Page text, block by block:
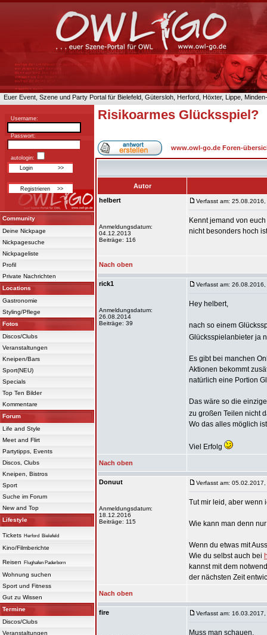
Euer Event, Szene und Party Portal für Bielefeld, Gütersloh, Herford, Höxter, Lippe,
Username:
Passwort:
autologin:
Community
Deine Nickpage
Nickpagesuche
Nickpageliste
Profil
Private Nachrichten
Locations
Gastronomie
Styling/Pflege
Fotos
Discos/Clubs
Veranstaltungen
Kneipen/Bars
Sport(NEU)
Specials
Top Ten Bilder
Kommentare
Forum
Life and Style
Meet and Flirt
Partytipps, Events
Discos, Clubs
Kneipen, Bistros
Sport
Suche im Forum
New and Top
Lifestyle
Tickets Herford Bielefeld
Kino/Filmberichte
Reisen Flughafen Paderborn
Wohnung suchen
Sport und Fitness
Gut zu Wissen
Termine
Discos/Clubs
Veranstaltungen
Risikoarmes Glücksspiel?
www.owl-go.de Foren-
Autor
helbert
Anmeldungsdatum:
04.12.2013
Beiträge: 116
Verfasst am:
Kennt jemand von
nicht besonders hoch
Nach oben
rick1
Anmeldungsdatum:
26.08.2014
Beiträge: 39
Verfasst am:
Hey helbert,
nach so einem
Glücksspielanbieter ja
Es gibt bei manchen
Aktionen bekommt
natürlich eine Portion
Das wäre so die
zu großen Teilen nicht
Wo das alles möglich
Viel Erfolg
Nach oben
Donuut
Anmeldungsdatum:
18.12.2016
Beiträge: 115
Verfasst am: 05.02.2017,
Tut mir leid, aber wenn
Wie kann man denn
Wenn du etwas mit
Wie du selbst auch bei
kannst mit dem
der nächsten Zeit
Nach oben
fire Verfasst am:
Muss man schauen.